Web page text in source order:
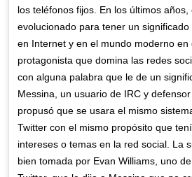
los teléfonos fijos. En los últimos
evolucionado para tener un
en Internet y en el mundo moderno en
protagonista que domina las redes
con alguna palabra que le de un
Messina, un usuario de IRC y
propusó que se usara el mismo
Twitter con el mismo propósito que
intereses o temas en la red social. La
bien tomada por Evan Williams, uno